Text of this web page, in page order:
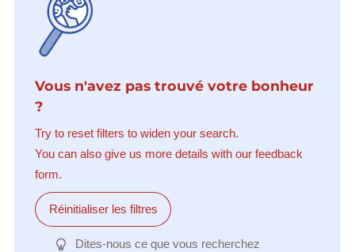
Vous n'avez pas trouvé votre bonheur
?
Try to reset filters to widen your search.
You can also give us more details with our feedback
form.
Réinitialiser les filtres
Dites-nous ce que vous recherchez